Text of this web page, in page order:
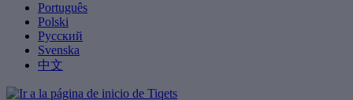
Português
Polski
Русский
Svenska
中文